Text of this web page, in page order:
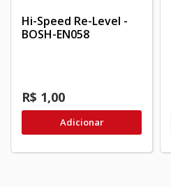
Hi-Speed Re-Level -
BOSH-EN058
R$ 1,00
Adicionar